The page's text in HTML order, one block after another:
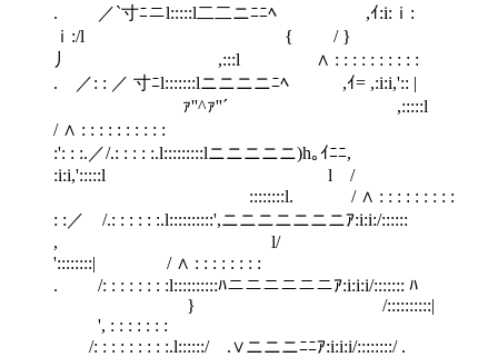
. ／`寸ﾆニl:::::l二二ニﾆﾆﾍ ,ｲ:i:ｉ:
ｉ:/l { / }
丿 ,:::l ∧ : : : : : : : : : :
. ／: : ／ 寸ﾆl:::::::lニニニニﾆﾍ ,ｲ= ,:i:i,':: |
ゝｧ''^ｧ''´ ,:::::l
/ ∧ : : : : : : : : : :
:': : :.／/.: : : : :.l:::::::::lニニニニニ)h｡ｲﾆﾆ,
:i:i,':::::l l /
::::::::l. / ∧ : : : : : : : : :
: :／ /.: : : : : :.l::::::::::',ニニニニニニニｱ:i:i:/::::::
, l/
'::::::::| / ∧ : : : : : : : :
. /: : : : : : : :l::::::::::ﾊニニニニニニｱ:i:i:i/::::::: ﾊ
} /::::::::::|
', : : : : : : :
/: : : : : : : : :.l::::::/ .∨ニニニﾆﾆｱ:i:i:i/::::::::/ .